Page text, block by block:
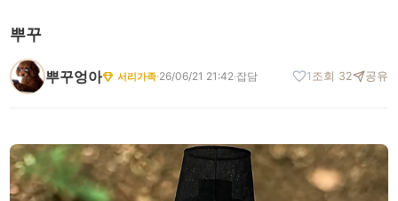
뿌꾸
뿌꾸엉아 서리가족·26/06/21 21:42·잡담 1 조회 32 공유